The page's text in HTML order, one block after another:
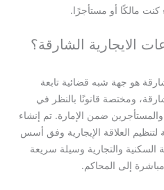
مالكًا أو مستأجرًا.
الايجارية الشارقة؟
هو جهة شبه قضائية تابعة
ومختصة قانونًا بالنظر في
ضمن الإمارة. تم إنشاء
العلاقة الإيجارية وفق أسس
السكنية والتجارية وسيلة سريعة
إلى المحاكم.